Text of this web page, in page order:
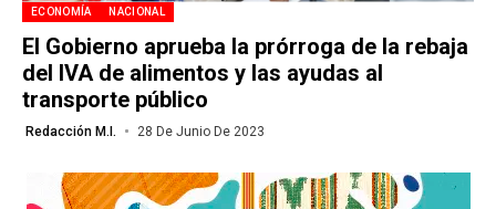
ECONOMÍA NACIONAL
El Gobierno aprueba la prórroga de la rebaja
del IVA de alimentos y las ayudas al
transporte público
Redacción M.I. 28 De Junio De 2023